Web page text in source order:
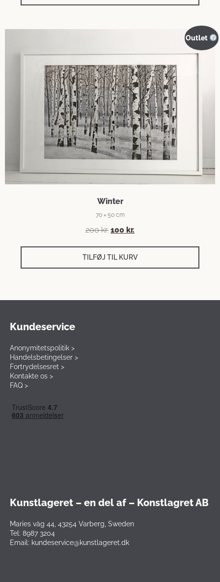
Outlet
Winter
70 × 50 cm
200kr. 100 kr.
TILFØJ TIL KURV
Kundeservice
Anonymitetspolitik >
Handelsbetingelser >
Fortrydelsesret >
Kontakte os >
FAQ >
Kunstlageret – en del af – Konstlagret AB
Maries väg 44, 43254 Varberg, Sweden
Tel: 8987 3204
Email: kundeservice@kunstlageret.dk